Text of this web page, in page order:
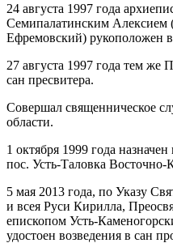
24 августа 1997 года
Семипалатинским Алексием
Ефремовский) рукоположен в
27 августа 1997 года тем
сан пресвитера.
Совершал священническое
области.
1 октября 1999 года
пос. Усть-Таловка Восточно-
5 мая 2013 года, по Указу
и всея Руси Кирилла,
епископом Усть-
удостоен возведения в сан